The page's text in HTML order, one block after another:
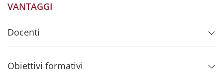
VANTAGGI
Docenti
Obiettivi formativi